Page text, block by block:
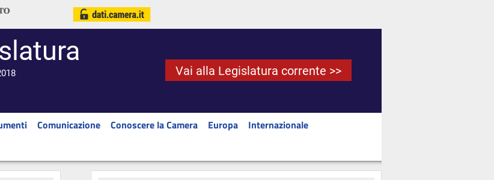
Vai alla Legislatura corrente >>
Comunicazione Conoscere la Camera Europa
Internazionale